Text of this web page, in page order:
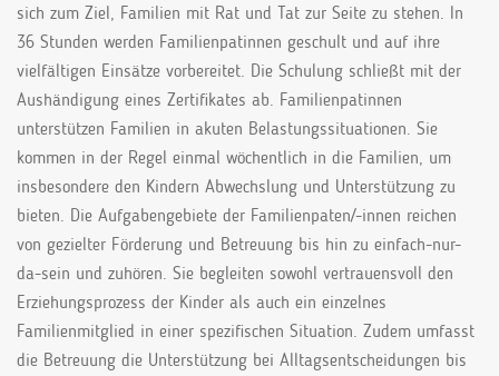
sich zum Ziel, Familien mit Rat und Tat zur Seite zu stehen. In
36 Stunden werden Familienpatinnen geschult und auf ihre
vielfältigen Einsätze vorbereitet. Die Schulung schließt mit der
Aushändigung eines Zertifikates ab. Familienpatinnen
unterstützen Familien in akuten Belastungssituationen. Sie
kommen in der Regel einmal wöchentlich in die Familien, um
insbesondere den Kindern Abwechslung und Unterstützung zu
bieten. Die Aufgabengebiete der Familienpaten/-innen reichen
von gezielter Förderung und Betreuung bis hin zu einfach-nur-
da-sein und zuhören. Sie begleiten sowohl vertrauensvoll den
Erziehungsprozess der Kinder als auch ein einzelnes
Familienmitglied in einer spezifischen Situation. Zudem umfasst
die Betreuung die Unterstützung bei Alltagsentscheidungen bis